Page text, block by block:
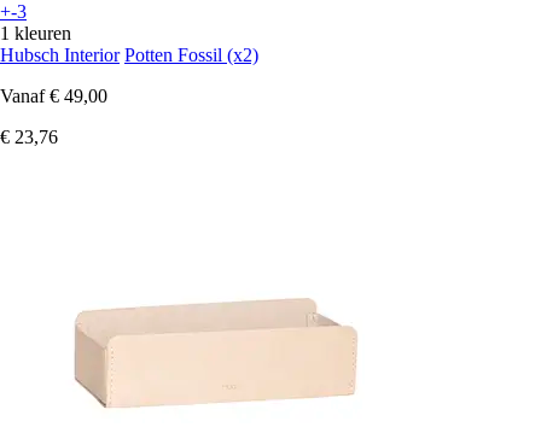
+-3
1 kleuren
Hubsch Interior Potten Fossil (x2)
Vanaf € 49,00
€ 23,76